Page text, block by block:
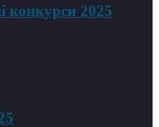
конкурси 2025